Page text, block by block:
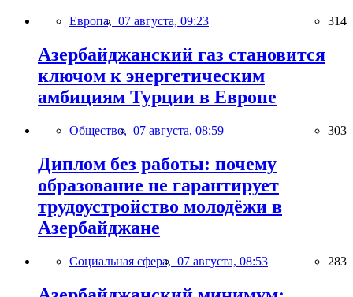
Европа, 07 августа, 09:23 314
Азербайджанский газ становится
ключом к энергетическим
амбициям Турции в Европе
Общество, 07 августа, 08:59 303
Диплом без работы: почему
образование не гарантирует
трудоустройство молодёжи в
Азербайджане
Социальная сфера, 07 августа, 08:53 283